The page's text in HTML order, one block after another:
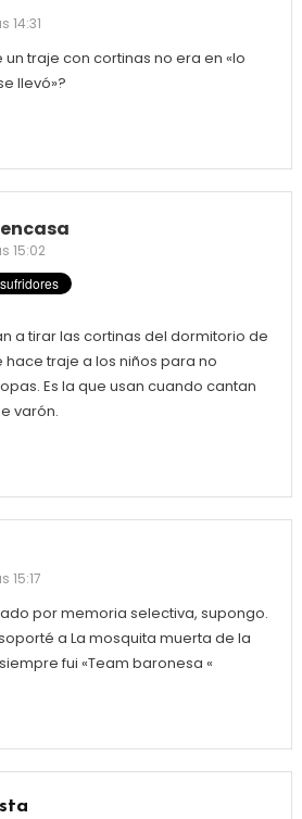
14:31
un traje con cortinas no era en «lo
llevó»?
15:02
a tirar las cortinas del dormitorio de
hace traje a los niños para no
Es la que usan cuando cantan
varón.
15:17
por memoria selectiva, supongo.
a La mosquita muerta de la
fui «Team baronesa «